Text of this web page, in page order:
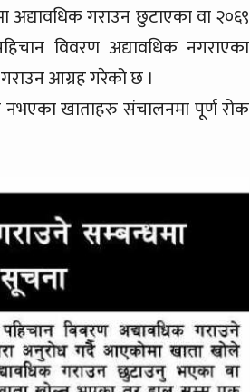
अद्यावधिक गराउन छुटाएका वा २०६९
विवरण अद्यावधिक नगराएका
आग्रह गरेको छ ।
नभएका खाताहरु संचालनमा पूर्ण रोक